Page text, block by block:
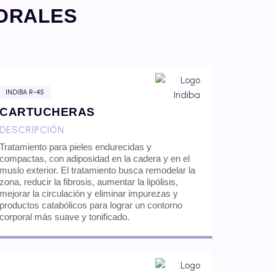
INDIBA R-45
CARTUCHERAS
DESCRIPCIÓN
Tratamiento para pieles endurecidas y
compactas, con adiposidad en la cadera y en el
muslo exterior. El tratamiento busca remodelar la
zona, reducir la fibrosis, aumentar la lipólisis,
mejorar la circulación y eliminar impurezas y
productos catabólicos para lograr un contorno
corporal más suave y tonificado.